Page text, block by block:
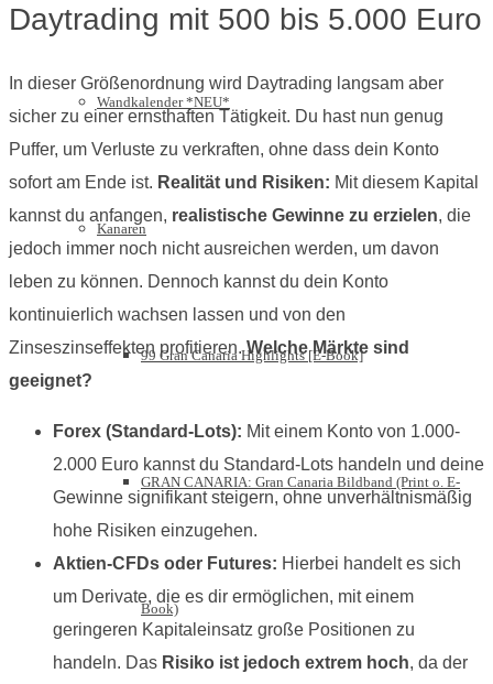
Wandkalender *NEU*
Kanaren
99 Gran Canaria Highlights [E-Book]
GRAN CANARIA: Gran Canaria Bildband (Print o. E-
Book)
Daytrading mit 500 bis 5.000 Euro
In dieser Größenordnung wird Daytrading langsam aber
sicher zu einer ernsthaften Tätigkeit. Du hast nun genug
Puffer, um Verluste zu verkraften, ohne dass dein Konto
sofort am Ende ist. Realität und Risiken: Mit diesem Kapital
kannst du anfangen, realistische Gewinne zu erzielen, die
jedoch immer noch nicht ausreichen werden, um davon
leben zu können. Dennoch kannst du dein Konto
kontinuierlich wachsen lassen und von den
Zinseszinseffekten profitieren.Welche Märkte sind
geeignet?
Forex (Standard-Lots): Mit einem Konto von 1.000-
2.000 Euro kannst du Standard-Lots handeln und deine
Gewinne signifikant steigern, ohne unverhältnismäßig
hohe Risiken einzugehen.
Aktien-CFDs oder Futures: Hierbei handelt es sich
um Derivate, die es dir ermöglichen, mit einem
geringeren Kapitaleinsatz große Positionen zu
handeln. Das Risiko ist jedoch extrem hoch, da der